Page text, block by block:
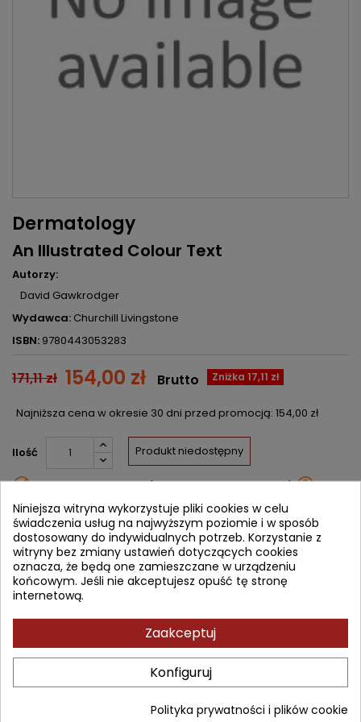
Dermatology
An Illustrated Colour Text
Autorzy:
David Gawkrodger
Wydawca: Churchill Livingstone
ISBN: 9780443053283
171,11 zł 154,00 zł Zniżka 17,11 zł
Brutto
Najniższa cena w okresie 30 dni przed promocją: 154,00 zł
Ilość Produkt niedostępny
Nakład wyczerpany (niedostępny u wydawcy)
Udostępnij
Powiadom mnie o dostępności
Wprowadź swój adres email, aby otrzymać powiadomienie o
dostępności tej książki
SZCZEGÓŁY PRODUKTU
The second edition of this highly acclaimed text is concise,
Niniejsza witryna wykorzystuje pliki cookies w celu
świadczenia usług na najwyższym poziomie i w sposób
dostosowany do indywidualnych potrzeb. Korzystanie z
witryny bez zmiany ustawień dotyczących cookies
oznacza, że będą one zamieszczane w urządzeniu
końcowym. Jeśli nie akceptujesz opuść tę stronę
internetową.
Zaakceptuj
Konfiguruj
Polityka prywatności i plików cookie